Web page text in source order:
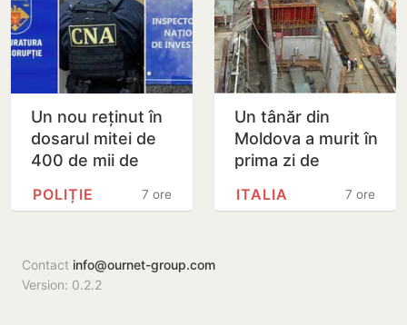
Un nou reținut în
dosarul mitei de
400 de mii de
facilitat transferul
7 ore
POLIȚIE
Un tânăr din
Moldova a murit în
prima zi de
ambulanța ar fi7 ore
ITALIA
Contact info@ournet-group.com
Version: 0.2.2